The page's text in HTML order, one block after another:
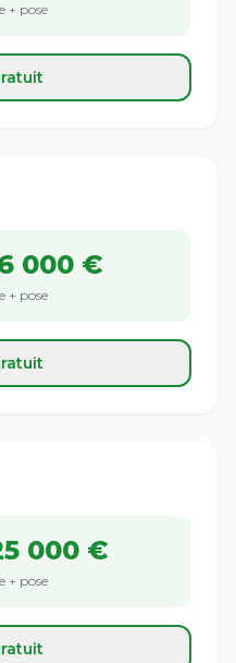
+ pose
000 €
+ pose
000 €
+ pose